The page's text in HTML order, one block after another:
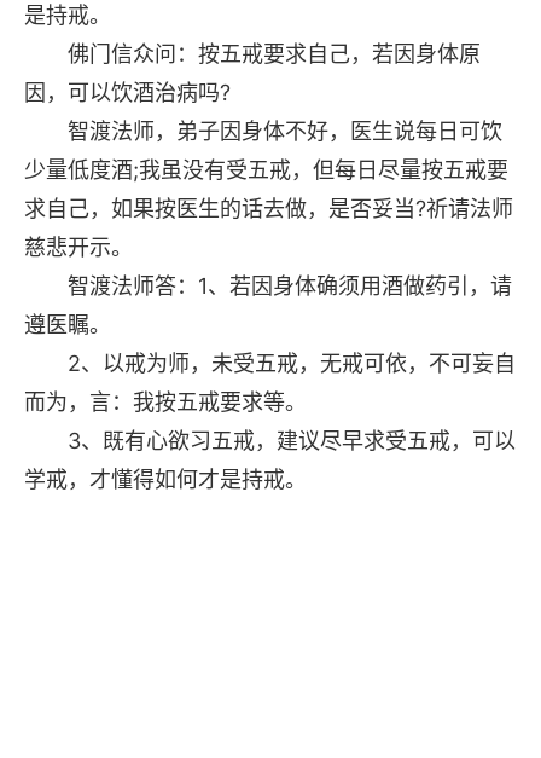
是持戒。
佛门信众问：按五戒要求自己，若因身体原
因，可以饮酒治病吗?
智渡法师，弟子因身体不好，医生说每日可饮
少量低度酒;我虽没有受五戒，但每日尽量按五戒要
求自己，如果按医生的话去做，是否妥当?祈请法师
慈悲开示。
智渡法师答：1、若因身体确须用酒做药引，请
遵医瞩。
2、以戒为师，未受五戒，无戒可依，不可妄自
而为，言：我按五戒要求等。
3、既有心欲习五戒，建议尽早求受五戒，可以
学戒，才懂得如何才是持戒。